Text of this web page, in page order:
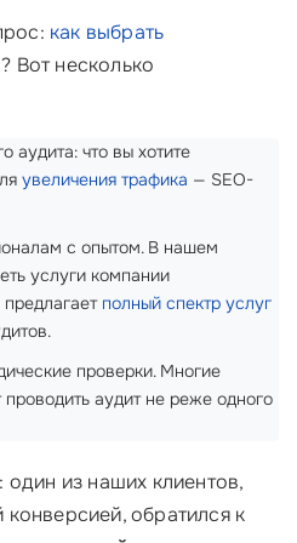
как выбрать
Вот несколько
аудита: что вы хотите
увеличения трафика — SEO-
с опытом. В нашем
услуги компании
предлагает полный спектр услуг
проверки. Многие
аудит не реже одного
один из наших клиентов,
обратился к